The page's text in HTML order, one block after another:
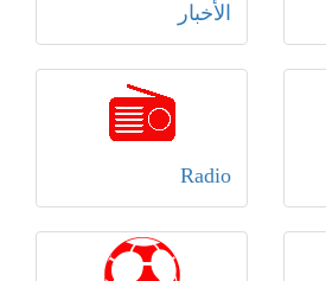
الأخبار
Radio